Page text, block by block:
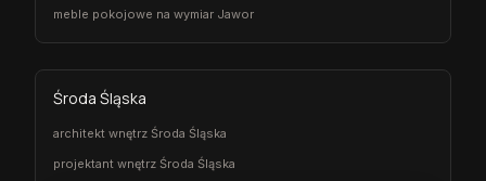
meble pokojowe na wymiar Jawor
Środa Śląska
architekt wnętrz Środa Śląska
projektant wnętrz Środa Śląska